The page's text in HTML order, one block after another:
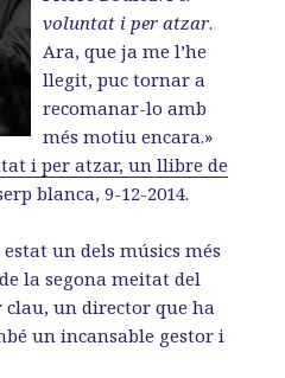
voluntat i per atzar.
Ara, que ja me l’he
llegit, puc tornar a
recomanar-lo amb
més motiu encara.»
i per atzar, un llibre de
blanca, 9-12-2014.
un dels músics més
la segona meitat del
clau, un director que ha
un incansable gestor i